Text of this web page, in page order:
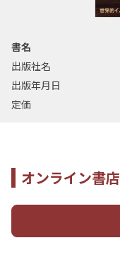
書名
出版社名
出版年月日
定価
オンライン書店